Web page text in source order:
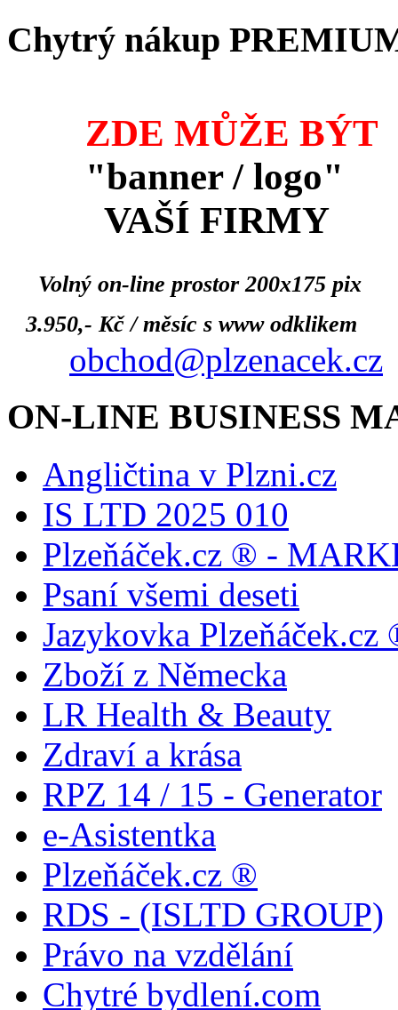
Chytrý nákup
ZDE MŮŽE BÝT
"banner / logo"
VAŠÍ FIRMY
Volný on-line prostor 200x175 pix
3.950,- Kč / měsíc s www odklikem
obchod@plzenacek.cz
ON-LINE BUSINESS
Angličtina v Plzni.cz
IS LTD 2025 010
Plzeňáček.cz ® -
Psaní všemi deseti
Jazykovka
Zboží z Německa
LR Health & Beauty
Zdraví a krása
RPZ 14 / 15 - Generator
e-Asistentka
Plzeňáček.cz ®
RDS - (ISLTD GROUP)
Právo na vzdělání
Chytré bydlení.com